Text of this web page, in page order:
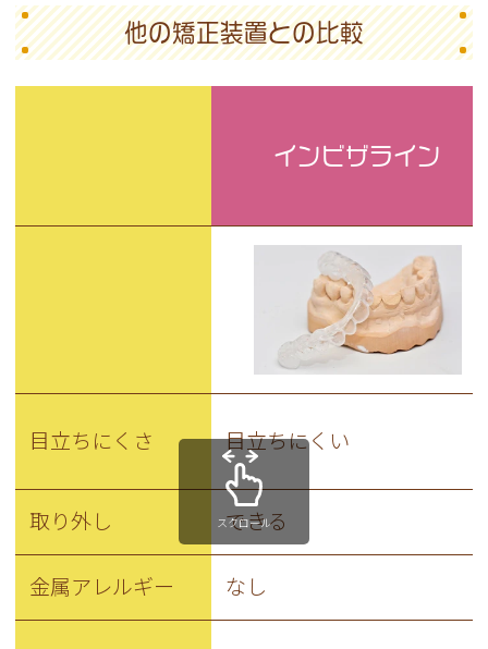
他の矯正装置との比較
インビザライン
目立ちにくさ 目立ちにくい
取り外し できる
金属アレルギー なし
スクロール